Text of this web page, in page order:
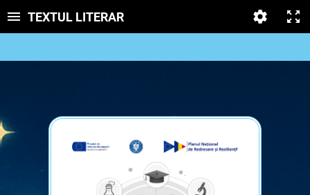
TEXTUL LITERAR